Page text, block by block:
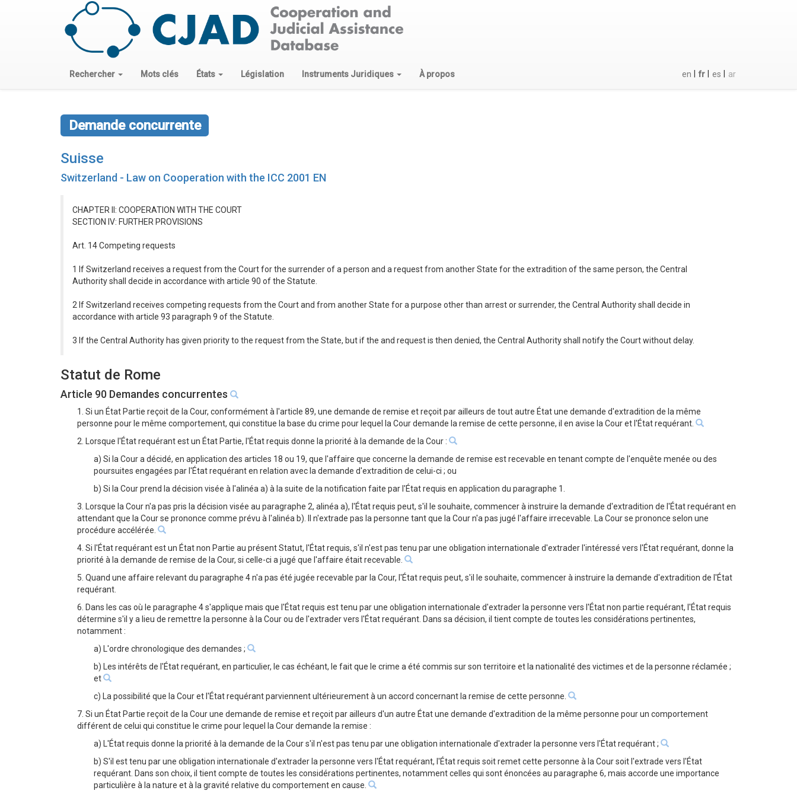
Rechercher Mots clés États Législation Instruments Juridiques À propos en fr es ar
Demande concurrente
Suisse
Switzerland - Law on Cooperation with the ICC 2001 EN
CHAPTER II: COOPERATION WITH THE COURT
SECTION IV: FURTHER PROVISIONS
Art. 14 Competing requests
1 If Switzerland receives a request from the Court for the surrender of a person and a request from another State for the extradition of the same person, the Central
Authority shall decide in accordance with article 90 of the Statute.
2 If Switzerland receives competing requests from the Court and from another State for a purpose other than arrest or surrender, the Central Authority shall decide in
accordance with article 93 paragraph 9 of the Statute.
3 If the Central Authority has given priority to the request from the State, but if the and request is then denied, the Central Authority shall notify the Court without delay.
Statut de Rome
Article 90 Demandes concurrentes
1. Si un État Partie reçoit de la Cour, conformément à l'article 89, une demande de remise et reçoit par ailleurs de tout autre État une demande d'extradition de la même
personne pour le même comportement, qui constitue la base du crime pour lequel la Cour demande la remise de cette personne, il en avise la Cour et l'État requérant.
2. Lorsque l'État requérant est un État Partie, l'État requis donne la priorité à la demande de la Cour :
a) Si la Cour a décidé, en application des articles 18 ou 19, que l'affaire que concerne la demande de remise est recevable en tenant compte de l'enquête menée ou des
poursuites engagées par l'État requérant en relation avec la demande d'extradition de celui-ci ; ou
b) Si la Cour prend la décision visée à l'alinéa a) à la suite de la notification faite par l'État requis en application du paragraphe 1.
3. Lorsque la Cour n'a pas pris la décision visée au paragraphe 2, alinéa a), l'État requis peut, s'il le souhaite, commencer à instruire la demande d'extradition de l'État requérant en
attendant que la Cour se prononce comme prévu à l'alinéa b). Il n'extrade pas la personne tant que la Cour n'a pas jugé l'affaire irrecevable. La Cour se prononce selon une
procédure accélérée.
4. Si l'État requérant est un État non Partie au présent Statut, l'État requis, s'il n'est pas tenu par une obligation internationale d'extrader l'intéressé vers l'État requérant, donne la
priorité à la demande de remise de la Cour, si celle-ci a jugé que l'affaire était recevable.
5. Quand une affaire relevant du paragraphe 4 n'a pas été jugée recevable par la Cour, l'État requis peut, s'il le souhaite, commencer à instruire la demande d'extradition de l'État
requérant.
6. Dans les cas où le paragraphe 4 s'applique mais que l'État requis est tenu par une obligation internationale d'extrader la personne vers l'État non partie requérant, l'État requis
détermine s'il y a lieu de remettre la personne à la Cour ou de l'extrader vers l'État requérant. Dans sa décision, il tient compte de toutes les considérations pertinentes,
notamment :
a) L'ordre chronologique des demandes ;
b) Les intérêts de l'État requérant, en particulier, le cas échéant, le fait que le crime a été commis sur son territoire et la nationalité des victimes et de la personne réclamée ;
et
c) La possibilité que la Cour et l'État requérant parviennent ultérieurement à un accord concernant la remise de cette personne.
7. Si un État Partie reçoit de la Cour une demande de remise et reçoit par ailleurs d'un autre État une demande d'extradition de la même personne pour un comportement
différent de celui qui constitue le crime pour lequel la Cour demande la remise :
a) L'État requis donne la priorité à la demande de la Cour s'il n'est pas tenu par une obligation internationale d'extrader la personne vers l'État requérant ;
b) S'il est tenu par une obligation internationale d'extrader la personne vers l'État requérant, l'État requis soit remet cette personne à la Cour soit l'extrade vers l'État
requérant. Dans son choix, il tient compte de toutes les considérations pertinentes, notamment celles qui sont énoncées au paragraphe 6, mais accorde une importance
particulière à la nature et à la gravité relative du comportement en cause.